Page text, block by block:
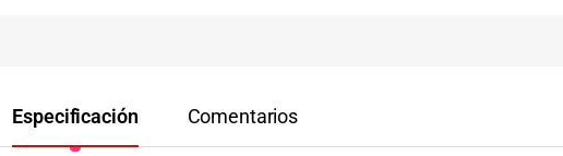
Especificación Comentarios